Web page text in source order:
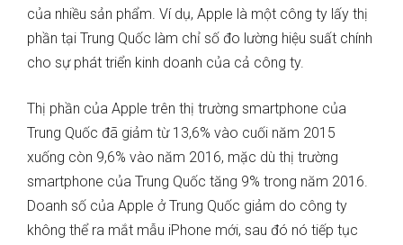
của nhiều sản phẩm. Ví dụ, Apple là một công ty lấy thị
phần tại Trung Quốc làm chỉ số đo lường hiệu suất chính
cho sự phát triển kinh doanh của cả công ty.
Thị phần của Apple trên thị trường smartphone của
Trung Quốc đã giảm từ 13,6% vào cuối năm 2015
xuống còn 9,6% vào năm 2016, mặc dù thị trường
smartphone của Trung Quốc tăng 9% trong năm 2016.
Doanh số của Apple ở Trung Quốc giảm do công ty
không thể ra mắt mẫu iPhone mới, sau đó nó tiếp tục